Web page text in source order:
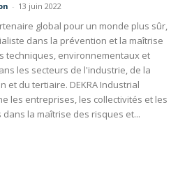
- 13 juin 2022
global pour un monde plus sûr,
dans la prévention et la maîtrise
techniques, environnementaux et
les secteurs de l'industrie, de la
et du tertiaire. DEKRA Industrial
les entreprises, les collectivités et les
dans la maîtrise des risques et...